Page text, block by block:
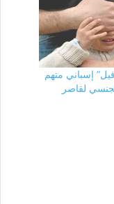
إسباني متهم
لقاصر